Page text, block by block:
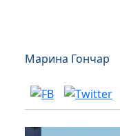
Марина Гончар